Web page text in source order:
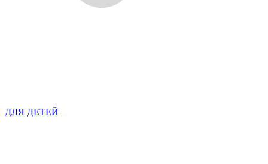
ДЛЯ ДЕТЕЙ